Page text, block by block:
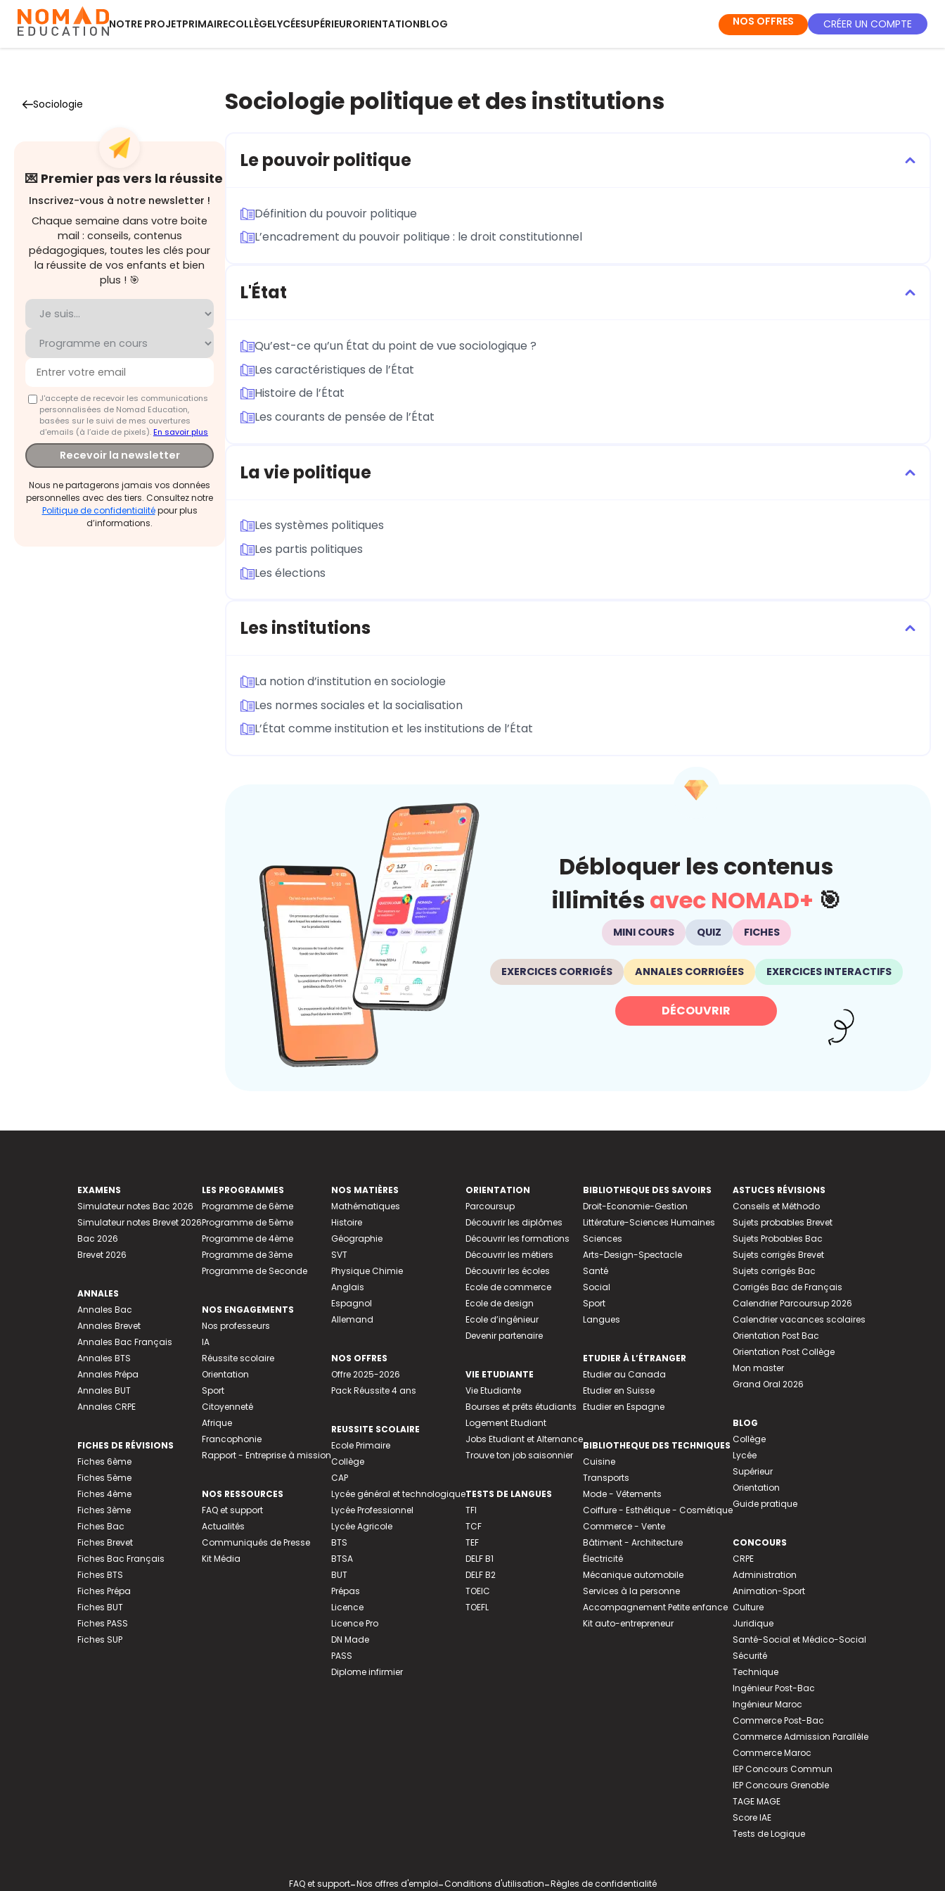
NOTRE PROJETPRIMAIRECOLLÈGELYCÉESUPÉRIEURORIENTATIONBLOG NOS OFFRES CRÉER UN COMPTE
Sociologie
💌 Premier pas vers la réussite
Inscrivez-vous à notre newsletter !
Chaque semaine dans votre boite
mail : conseils, contenus
pédagogiques, toutes les clés pour
la réussite de vos enfants et bien
plus ! 🎯
J'accepte de recevoir les communications
personnalisées de Nomad Education,
basées sur le suivi de mes ouvertures
d'emails (à l’aide de pixels).En savoir plus
Recevoir la newsletter
Nous ne partagerons jamais vos données
personnelles avec des tiers. Consultez notre
Politique de confidentialitépour plus
d’informations.
Sociologie politique et des institutions
Le pouvoir politique
Définition du pouvoir politique
L’encadrement du pouvoir politique : le droit constitutionnel
L'État
Qu’est-ce qu’un État du point de vue sociologique ?
Les caractéristiques de l’État
Histoire de l’État
Les courants de pensée de l’État
La vie politique
Les systèmes politiques
Les partis politiques
Les élections
Les institutions
La notion d’institution en sociologie
Les normes sociales et la socialisation
L’État comme institution et les institutions de l’État
Débloquer les contenus
illimités avec NOMAD+ 🎯
MINI COURS QUIZ FICHES
EXERCICES CORRIGÉS ANNALES CORRIGÉES EXERCICES INTERACTIFS
DÉCOUVRIR
EXAMENS
Simulateur notes Bac 2026
Simulateur notes Brevet 2026
Bac 2026
Brevet 2026
ANNALES
Annales Bac
Annales Brevet
Annales Bac Français
Annales BTS
Annales Prépa
Annales BUT
Annales CRPE
FICHES DE RÉVISIONS
Fiches 6ème
Fiches 5ème
Fiches 4ème
Fiches 3ème
Fiches Bac
Fiches Brevet
Fiches Bac Français
Fiches BTS
Fiches Prépa
Fiches BUT
Fiches PASS
Fiches SUP
LES PROGRAMMES
Programme de 6ème
Programme de 5ème
Programme de 4ème
Programme de 3ème
Programme de Seconde
NOS ENGAGEMENTS
Nos professeurs
IA
Réussite scolaire
Orientation
Sport
Citoyenneté
Afrique
Francophonie
Rapport - Entreprise à mission
NOS RESSOURCES
FAQ et support
Actualités
Communiqués de Presse
Kit Média
NOS MATIÈRES
Mathématiques
Histoire
Géographie
SVT
Physique Chimie
Anglais
Espagnol
Allemand
NOS OFFRES
Offre 2025-2026
Pack Réussite 4 ans
REUSSITE SCOLAIRE
Ecole Primaire
Collège
CAP
Lycée général et technologique
Lycée Professionnel
Lycée Agricole
BTS
BTSA
BUT
Prépas
Licence
Licence Pro
DN Made
PASS
Diplome infirmier
ORIENTATION
Parcoursup
Découvrir les diplômes
Découvrir les formations
Découvrir les métiers
Découvrir les écoles
Ecole de commerce
Ecole de design
Ecole d’ingénieur
Devenir partenaire
VIE ETUDIANTE
Vie Etudiante
Bourses et prêts étudiants
Logement Etudiant
Jobs Etudiant et Alternance
Trouve ton job saisonnier
TESTS DE LANGUES
TFI
TCF
TEF
DELF B1
DELF B2
TOEIC
TOEFL
BIBLIOTHEQUE DES SAVOIRS
Droit-Economie-Gestion
Littérature-Sciences Humaines
Sciences
Arts-Design-Spectacle
Santé
Social
Sport
Langues
ETUDIER À L’ÉTRANGER
Etudier au Canada
Etudier en Suisse
Etudier en Espagne
BIBLIOTHEQUE DES TECHNIQUES
Cuisine
Transports
Mode - Vêtements
Coiffure - Esthétique - Cosmétique
Commerce - Vente
Bâtiment - Architecture
Électricité
Mécanique automobile
Services à la personne
Accompagnement Petite enfance
Kit auto-entrepreneur
ASTUCES RÉVISIONS
Conseils et Méthodo
Sujets probables Brevet
Sujets Probables Bac
Sujets corrigés Brevet
Sujets corrigés Bac
Corrigés Bac de Français
Calendrier Parcoursup 2026
Calendrier vacances scolaires
Orientation Post Bac
Orientation Post Collège
Mon master
Grand Oral 2026
BLOG
Collège
Lycée
Supérieur
Orientation
Guide pratique
CONCOURS
CRPE
Administration
Animation-Sport
Culture
Juridique
Santé-Social et Médico-Social
Sécurité
Technique
Ingénieur Post-Bac
Ingénieur Maroc
Commerce Post-Bac
Commerce Admission Parallèle
Commerce Maroc
IEP Concours Commun
IEP Concours Grenoble
TAGE MAGE
Score IAE
Tests de Logique
FAQ et support-Nos offres d'emploi-Conditions d'utilisation-Règles de confidentialité